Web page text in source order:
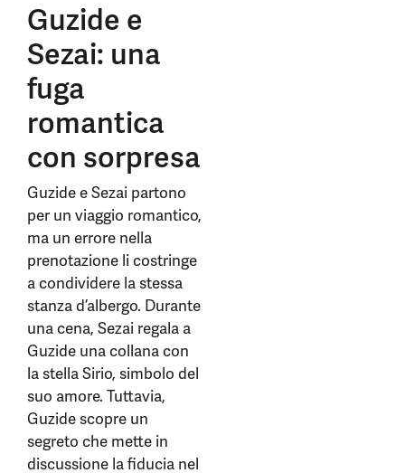
Guzide e
Sezai: una
fuga
romantica
con sorpresa
Guzide e Sezai partono
per un viaggio romantico,
ma un errore nella
prenotazione li costringe
a condividere la stessa
stanza d’albergo. Durante
una cena, Sezai regala a
Guzide una collana con
la stella Sirio, simbolo del
suo amore. Tuttavia,
Guzide scopre un
segreto che mette in
discussione la fiducia nel